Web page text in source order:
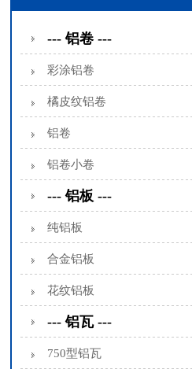
--- 铝卷 ---
彩涂铝卷
橘皮纹铝卷
铝卷
铝卷小卷
--- 铝板 ---
纯铝板
合金铝板
花纹铝板
--- 铝瓦 ---
750型铝瓦